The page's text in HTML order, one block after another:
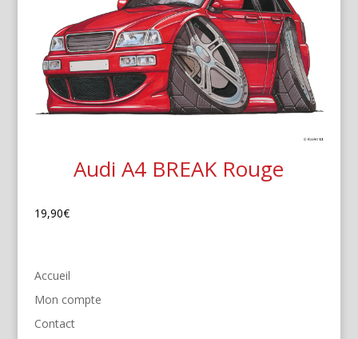
Audi A4 BREAK Rouge
19,90€
Accueil
Mon compte
Contact